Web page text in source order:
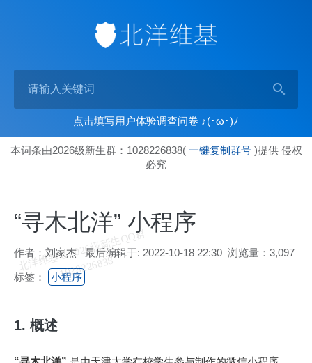
点击填写用户体验调查问卷 ♪(･ω･)ﾉ
本词条由2026级新生群：1028226838( 一键复制群号)提供 侵权
必究
“寻木北洋” 小程序
作者：刘家杰 最后编辑于: 2022-10-18 22:30 浏览量：3,097
标签： 小程序
1. 概述
北
洋
维
基
＆
2
0
2
6
级
新
生
Q
Q
群
1
0
2
8
2
2
6
8
3
8